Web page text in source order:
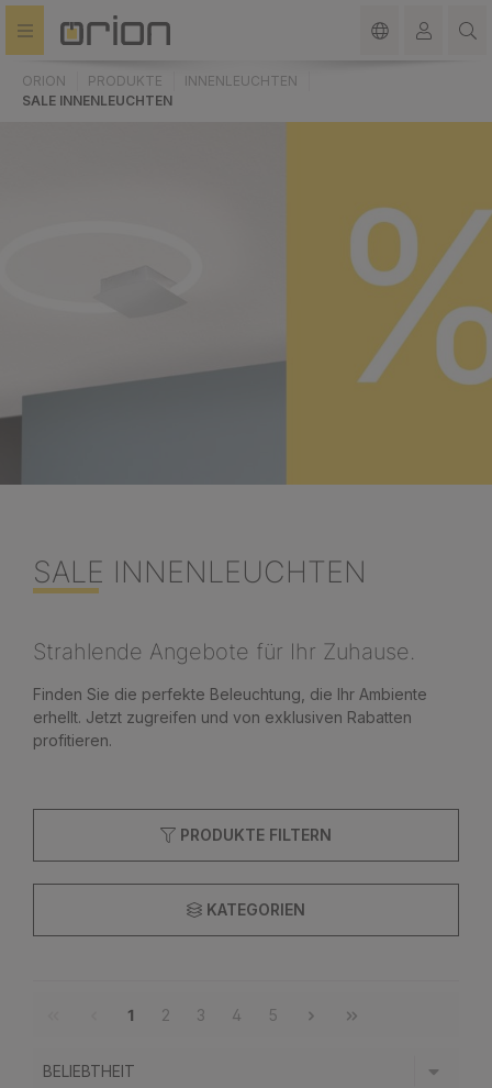
springen
ORION PRODUKTE
INNENLEUCHTEN
SALE INNENLEUCHTEN
SALE INNENLEUCHTEN
Strahlende Angebote für Ihr Zuhause.
Finden Sie die perfekte Beleuchtung, die Ihr Ambiente
erhellt. Jetzt zugreifen und von exklusiven Rabatten
profitieren.
PRODUKTE FILTERN
KATEGORIEN
1 2 3 4 5